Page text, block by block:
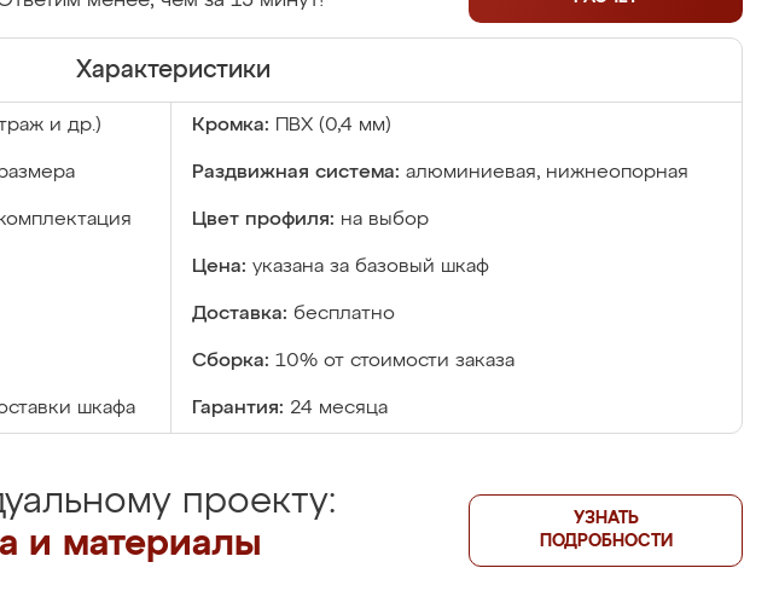
Характеристики
и др.) Кромка: ПВХ (0,4 мм)
Раздвижная система: алюминиевая, нижнеопорная
Цвет профиля: на выбор
Цена: указана за базовый шкаф
Доставка: бесплатно
Сборка: 10% от стоимости заказа
шкафа Гарантия: 24 месяца
проекту:
и материалы
УЗНАТЬ
ПОДРОБНОСТИ